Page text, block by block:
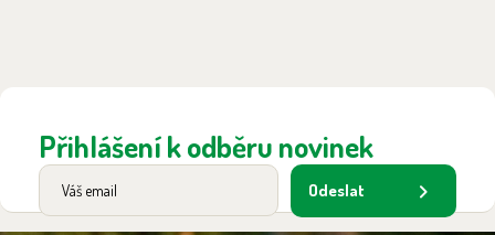
Přihlášení k odběru novinek
Odeslat